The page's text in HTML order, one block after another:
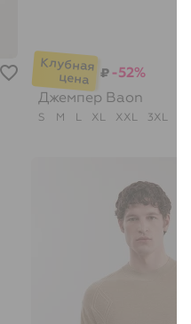
₽ -52%
Джемпер Baon
S M L XL XXL 3XL